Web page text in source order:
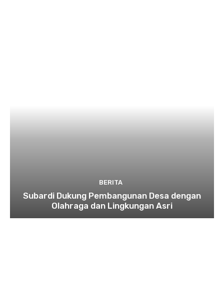
BERITA
Subardi Dukung Pembangunan Desa dengan
Olahraga dan Lingkungan Asri